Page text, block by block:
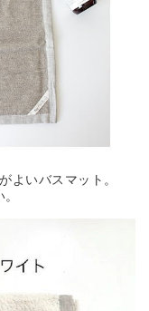
よいバスマット。